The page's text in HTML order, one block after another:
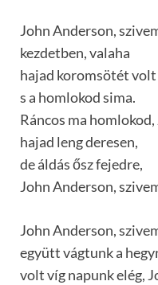
John Anderson,
kezdetben, valaha
hajad koromsötét volt
s a homlokod sima.
Ráncos ma homlokod,
hajad leng deresen,
de áldás ősz fejedre,
John Anderson,
John Anderson,
együtt vágtunk a
volt víg napunk elég,